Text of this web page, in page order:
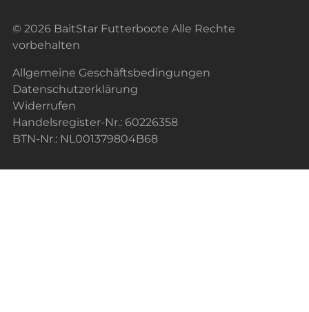
© 2026 BaitStar Futterboote Alle Rechte
vorbehalten
Allgemeine Geschäftsbedingungen
Datenschutzerklärung
Widerrufen
Handelsregister-Nr.: 60226358
BTN-Nr.: NL001379804B68